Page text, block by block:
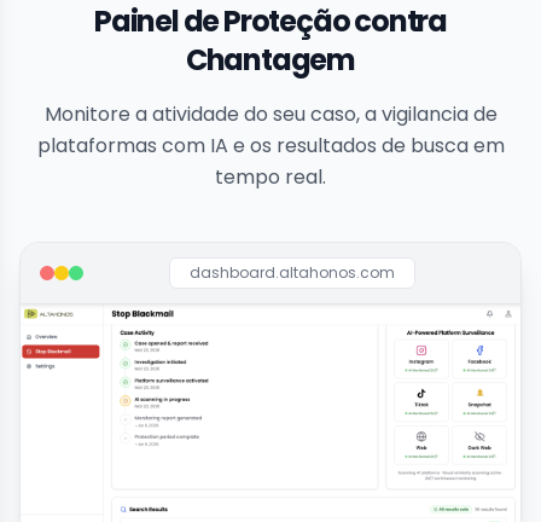
Painel de Proteção contra
Chantagem
Monitore a atividade do seu caso, a vigilancia de
plataformas com IA e os resultados de busca em
tempo real.
dashboard.altahonos.com